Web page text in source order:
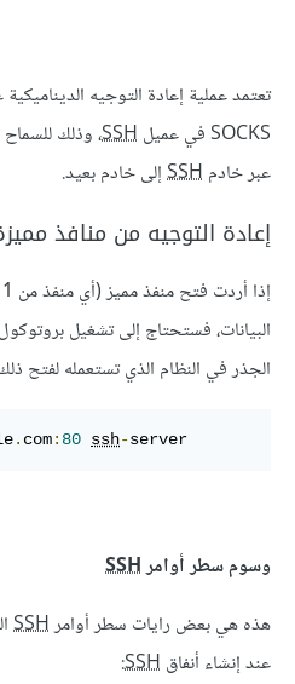
تعتمد عملية إعادة التوجيه
SOCKS في عميل
SSH
عبر خادم SSHإلى خادم بعيد.
إعادة التوجيه من منافذ
البيانات، فستحتاج إلى تشغيل بروتوكول
الجذر في النظام الذي تستعمله لفتح
. com: 80 ssh-server
وسوم سطر أوامرSSH
هذه هي بعض رايات سطر أوامرSSH
عند إنشاء أنفاق SSH
: